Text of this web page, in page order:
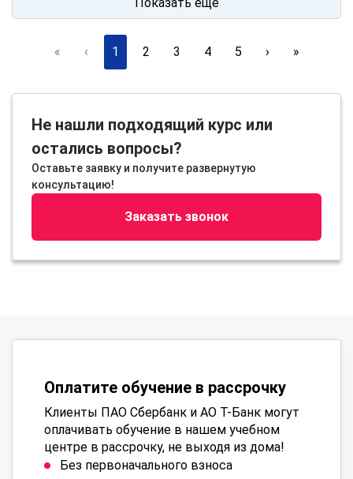
« ‹ 1 2 3 4 5 › »
Не нашли подходящий курс или
остались вопросы?
Оставьте заявку и получите развернутую
консультацию!
Заказать звонок
Оплатите обучение в рассрочку
Клиенты ПАО Сбербанк и АО Т-Банк могут
оплачивать обучение в нашем учебном
центре в рассрочку, не выходя из дома!
Без первоначального взноса